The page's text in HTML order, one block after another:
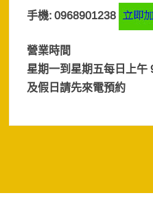
手機: 0968901238
營業時間
星期一到星期五每日上午
及假日請先來電預約